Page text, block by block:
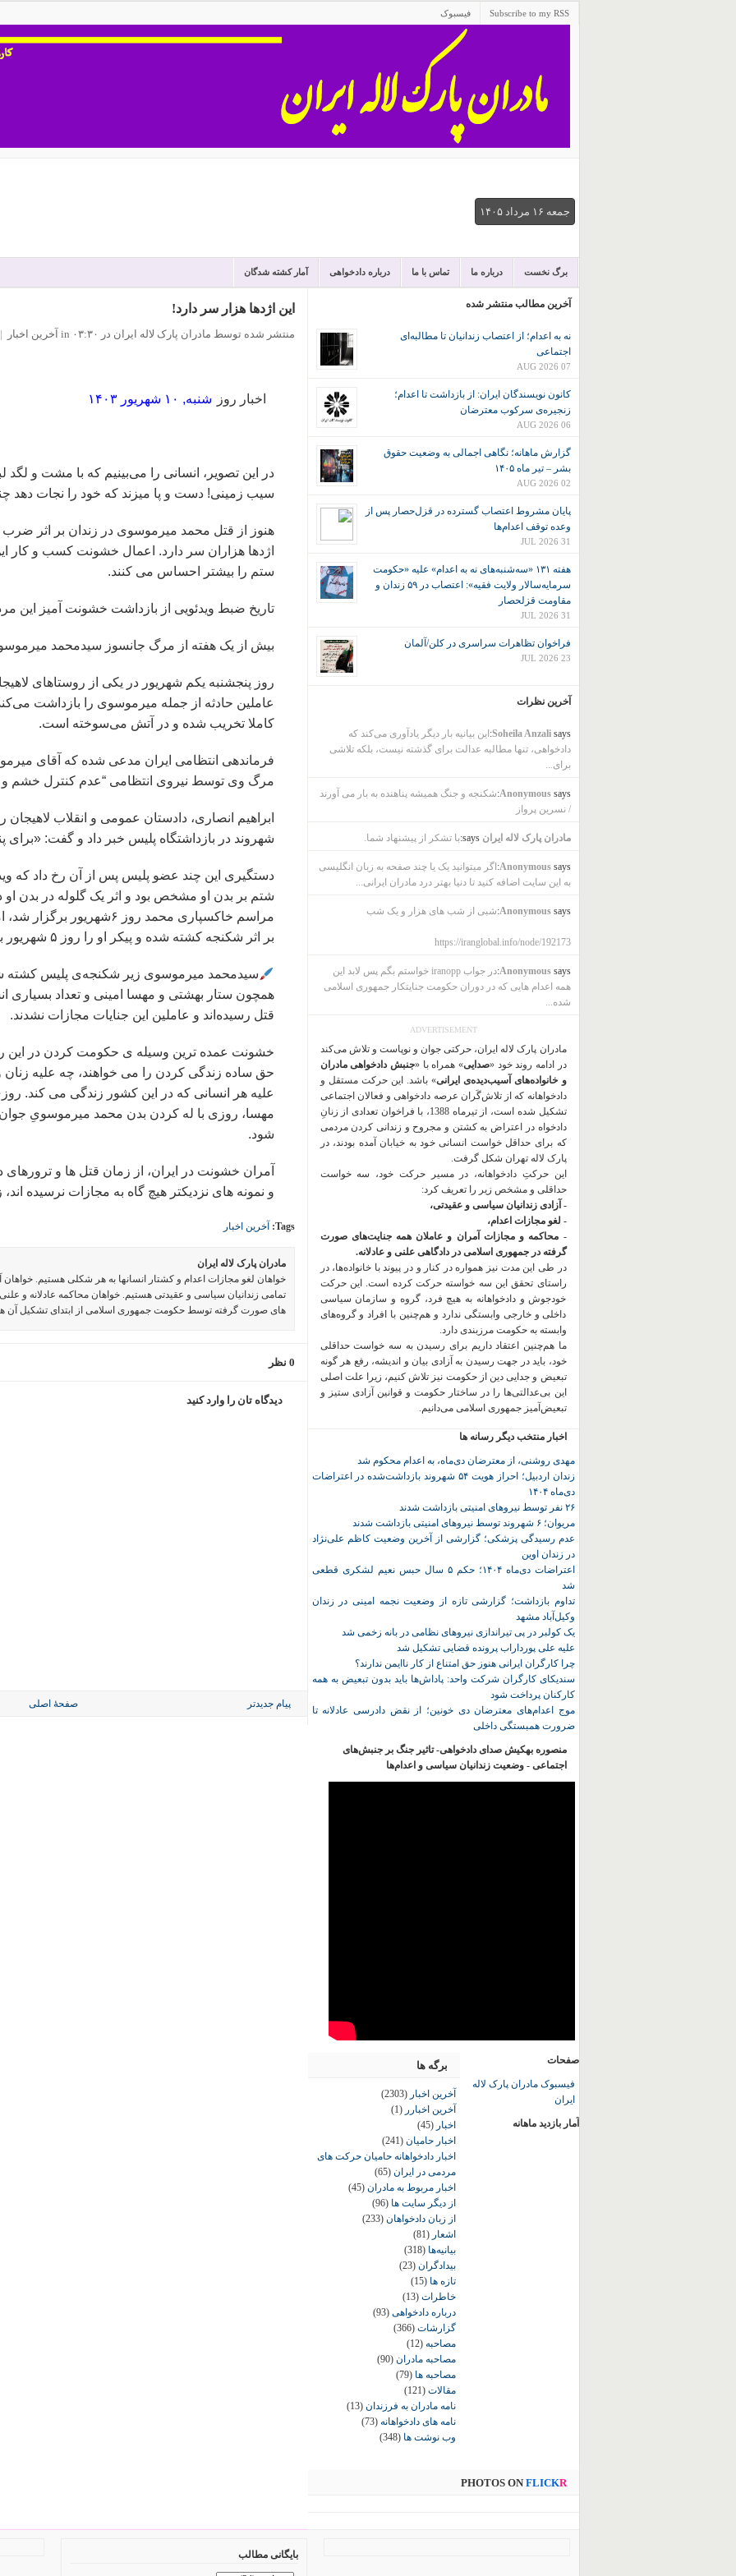
Subscribe to my RSS فیسبوک
جمعه ۱۶ مرداد ۱۴۰۵
برگ نخست درباره ما تماس با ما درباره دادخواهی آمار کشته شدگان
این اژدها هزار سر دارد!
منتشر شده توسط مادران پارک لاله ایران در ۰۳:۳۰ in آخرین اخبار |
اخبار روز شنبه, ۱۰ شهریور ۱۴۰۳
در این تصویر، انسانی را می‌بینیم که با مشت و
سیب زمینی! دست و پا میزند که خود را نجات دهد
هنوز از قتل محمد میرموسوی در زندان بر اثر
اژدها هزاران سر دارد. اعمال خشونت کسب و
ستم را بیشتر احساس می کنند.
تاریخ ضبط ویدئویی از بازداشت خشونت آمیز این مرد ۵ شهریور در شهر ری اعلام شده
بیش از یک هفته از مرگ جانسوز سیدمحمد
روز پنجشنبه یکم شهریور در یکی از روستاهای
عاملین حادثه از جمله میرموسوی را بازداشت
کاملا تخریب شده و در آتش می‌سوخته است.
فرماندهی انتظامی ایران مدعی شده که آقای
مرگ وی توسط نیروی انتظامی “عدم کنترل خشم و
شهروند در بازداشتگاه پلیس خبر داد و گفت:
دستگیری این چند عضو پلیس پس از آن رخ داد که
شتم بر بدن او مشخص بود و اثر یک گلوله در بدن او
مراسم خاکسپاری محمد
بر اثر شکنجه کشته شده و پیکر او را روز ۵ شهریور به خانواده‌ تحویل داده‌اند.
سیدمحمد میرموسوی زیر شکنجه‌ی پلیس کشته
همچون ستار بهشتی و مهسا امینی و تعداد بسیاری
قتل رسیده‌اند و عاملین این جنایات مجازات نشدند.
خشونت عمده ترین وسیله ی حکومت کردن در این
حق ساده زندگی کردن را می خواهند، چه علیه
مهسا، روزی با له کردن بدن محمد میرموسویِ
شود.
و نمونه های نزدیکتر هیچ گاه به مجازات نرسیده
Tags: آخرین اخبار
مادران پارک لاله ایران
خواهان لغو مجازات اعدام و کشتار انسانها به هر شکلی هستیم.
تمامی زندانیان سیاسی و عقیدتی هستیم. خواهان محاکمه عادلانه و
های صورت گرفته توسط حکومت جمهوری اسلامی از ابتدای تشکیل آن
0 نظر
دیدگاه تان را وارد کنید
پیام جدیدتر صفحهٔ اصلی
آخرین مطالب منتشر شده
نه به اعدام؛ از اعتصاب زندانیان تا مطالبه‌ای
اجتماعی
07 AUG 2026
کانون نويسندگان ايران: از بازداشت تا اعدام؛
زنجیره‌ی سرکوب معترضان
06 AUG 2026
گزارش ماهانه؛ نگاهی اجمالی به وضعیت حقوق
بشر – تیر ماه ۱۴۰۵
02 AUG 2026
پایان مشروط اعتصاب گسترده در قزل‌حصار پس از
وعده توقف اعدام‌ها
31 JUL 2026
هفته ۱۳۱ «سه‌شنبه‌های نه به اعدام» علیه «حکومت
سرمایه‌سالار ولایت فقیه»: اعتصاب در ۵۹ زندان و
مقاومت قزلحصار
31 JUL 2026
فراخوان تظاهرات سراسری در کلن/آلمان
23 JUL 2026
آخرین نظرات
Soheila Anzalisays:
این بیانیه بار دیگر یادآوری می‌کند که
دادخواهی، تنها مطالبه عدالت برای گذشته نیست، بلکه تلاشی
برای...
Anonymoussays:
شکنجه و جنگ همیشه پناهنده به بار می آورند
/ نسرین پرواز
مادران پارک لاله ایران says: با تشکر از پیشنهاد شما.
Anonymoussays:
اگر میتوانید یک یا چند صفحه به زبان انگلیسی
به این سایت اضافه کنید تا دنیا بهتر درد مادران ایرانی...
Anonymoussays: شبی از شب های هزار و یک شب
https://iranglobal.info/node/192173
Anonymoussays:
در جواب iranopp خواستم بگم پس لابد این
همه اعدام هایی که در دوران حکومت جنایتکار جمهوری اسلامی
شده...
ADVERTISEMENT
مادران پارک لاله ایران، حرکتی جوان و نوپاست و تلاش می‌کند
در ادامه روند خود «صدایی» همراه با «جنبش دادخواهی مادران
و خانواده‌های آسیب‌دیده‌ی ایرانی» باشد. این حرکت مستقل و
دادخواهانه که از تلاش‌گَران عرصه دادخواهی و فعالان اجتماعی
تشکیل شده است، از تیرماه 1388، با فراخوان تعدادی از زنانِ
دادخواه در اعتراض به کشتن و مجروح و زندانی کردن مردمی
که برای حداقل خواست انسانی خود به خیابان آمده بودند، در
پارک لاله تهران شکل گرفت.
این حرکتِ دادخواهانه، در مسیر حرکت خود، سه خواست
حداقلی و مشخص زیر را تعریف کرد:
- آزادی زندانیان سیاسی و عقیدتی،
- لغو مجازات اعدام،
- محاکمه و مجازات آمران و عاملان همه جنایت‌های صورت
گرفته در جمهوری اسلامی در دادگاهی علنی و عادلانه.
در طی این مدت نیز همواره در کنار و در پیوند با خانواده‌ها، در
راستای تحقق این سه خواسته حرکت کرده است. این حرکت
خودجوش و دادخواهانه به هیچ فرد، گروه و سازمان سیاسی
داخلی و خارجی وابستگی ندارد و هم‌چنین با افراد و گروه‌های
وابسته به حکومت مرزبندی دارد.
ما هم‌چنین اعتقاد داریم برای رسیدن به سه خواست حداقلی
خود، باید در جهت رسیدن به آزادی بیان و اندیشه، رفع هر گونه
تبعیض و جدایی دین از حکومت نیز تلاش کنیم، زیرا علت اصلی
این بی‌عدالتی‌ها را در ساختار حکومت و قوانین آزادی ستیز و
تبعیض‌آمیز جمهوری اسلامی می‌دانیم.
اخبار منتخب دیگر رسانه ها
مهدی روشنی، از معترضان دی‌ماه، به اعدام محکوم شد
زندان اردبیل؛ احراز هویت ۵۴ شهروند بازداشت‌شده در اعتراضات
دی‌ماه ۱۴۰۴
۲۶ نفر توسط نیروهای امنیتی بازداشت شدند
مریوان؛ ۶ شهروند توسط نیروهای امنیتی بازداشت شدند
عدم رسیدگی پزشکی؛ گزارشی از آخرین وضعیت کاظم علی‌نژاد
در زندان اوین
اعتراضات دی‌ماه ۱۴۰۴؛ حکم ۵ سال حبس نعیم لشکری قطعی
شد
تداوم بازداشت؛ گزارشی تازه از وضعیت نجمه امینی در زندان
وکیل‌آباد مشهد
یک کولبر در پی تیراندازی نیروهای نظامی در بانه زخمی شد
علیه علی پورداراب پرونده قضایی تشکیل شد
چرا کارگران ایرانی هنوز حق امتناع از کار ناایمن ندارند؟
سندیکای کارگران شرکت واحد: پاداش‌ها باید بدون تبعیض به همه
کارکنان پرداخت شود
موج اعدام‌های معترضان دی‌ خونین؛ از نقض دادرسی عادلانه تا
ضرورت همبستگی داخلی
منصوره بهکیش صدای دادخواهی- تاثیر جنگ بر جنبش‌های
اجتماعی - وضعیت زندانیان سیاسی و اعدام‌ها
برگه ها
آخرین اخبار (2303)
آخرین اخبارر (1)
اخبار (45)
اخبار حامیان (241)
اخبار دادخواهانه حامیان حرکت های
مردمی در ایران (65)
اخبار مربوط به مادران (45)
از دیگر سایت ها (96)
از زبان دادخواهان (233)
اشعار (81)
بیانیه‌ها (318)
بیدادگران (23)
تازه ها (15)
خاطرات (13)
درباره دادخواهی (93)
گزارشات (366)
مصاحبه (12)
مصاحبه مادران (90)
مصاحبه ها (79)
مقالات (121)
نامه مادران به فرزندان (13)
نامه های دادخواهانه (73)
وب نوشت ها (348)
صفحات
فیسبوک مادران پارک لاله
ایران
آمار بازدید ماهانه
PHOTOS ON FLICKR
بایگانی مطالب